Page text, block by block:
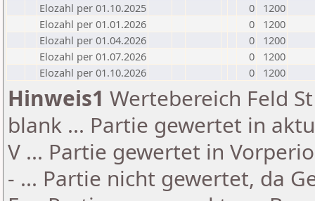
Elozahl per 01.10.2025
0
1200
Elozahl per 01.01.2026
0
1200
Elozahl per 01.04.2026
0
1200
Elozahl per 01.07.2026
0
1200
Elozahl per 01.10.2026
0 1200
Hinweis1 Wertebereich Feld
blank ... Partie gewertet in
V ... Partie gewertet in
- ... Partie nicht gewertet, da